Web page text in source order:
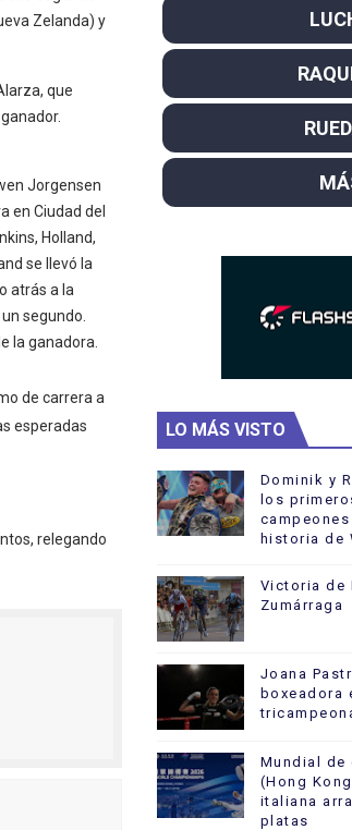
de la AUSL
- Miquel Travé campeón del mundo.
grupo de los pentacampeones, los
primera victoria del año como campeón
Preda y Nelli Chukanivska nuevos
Zelanda) y
que
Jorgensen
en Ciudad del
Holland,
se llevó la
atrás a la
segundo.
la ganadora.
de carrera a
esperadas
relegando
LO MÁS VISTO
Dominik y
los
historia de
Victoria de
Zumárraga
Joana
boxeadora
Mundial de
(Hong
italiana
platas